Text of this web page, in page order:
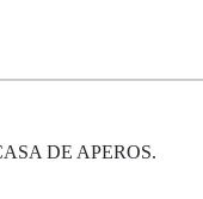
DE APEROS.